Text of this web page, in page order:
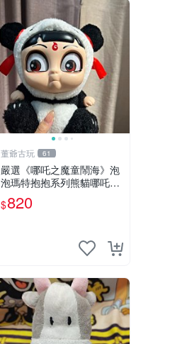
董爺古玩 61
嚴選《哪吒之魔童鬧海》泡
泡瑪特抱抱系列熊貓哪吒搪
膠臉毛絨， STATE：如圖顯
示 哪吒 毛絨公仔 泡泡瑪特
$820